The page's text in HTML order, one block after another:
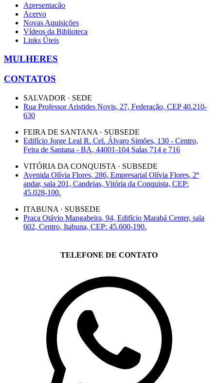
Apresentação
Acervo
Novas Aquisições
Vídeos da Biblioteca
Links Úteis
MULHERES
CONTATOS
SALVADOR · SEDE
Rua Professor Aristides Novis, 27, Federação, CEP 40.210-
630
FEIRA DE SANTANA · SUBSEDE
Edifício Jorge Leal R. Cel. Álvaro Simões, 130 - Centro,
Feira de Santana - BA, 44001-104 Salas 714 e 716
VITÓRIA DA CONQUISTA · SUBSEDE
Avenida Olívia Flores, 286, Empresarial Olívia Flores, 2º
andar, sala 201, Candeias, Vitória da Conquista, CEP:
45.028-100.
ITABUNA · SUBSEDE
Praça Otávio Mangabeira, 94, Edifício Marabá Center, sala
602, Centro, Itabuna, CEP: 45.600-190.
TELEFONE DE CONTATO